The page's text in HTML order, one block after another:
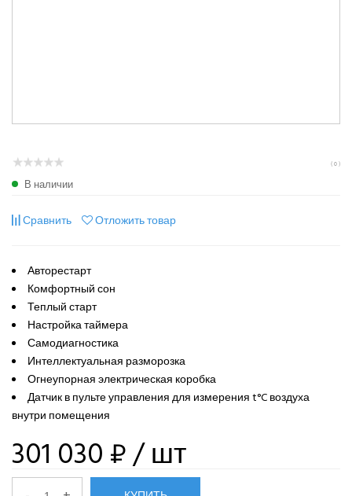
( 0 )
В наличии
Сравнить Отложить товар
Авторестарт
Комфортный сон
Теплый старт
Настройка таймера
Самодиагностика
Интеллектуальная разморозка
Огнеупорная электрическая коробка
Датчик в пульте управления для измерения t°C воздуха
внутри помещения
301 030 ₽/ шт